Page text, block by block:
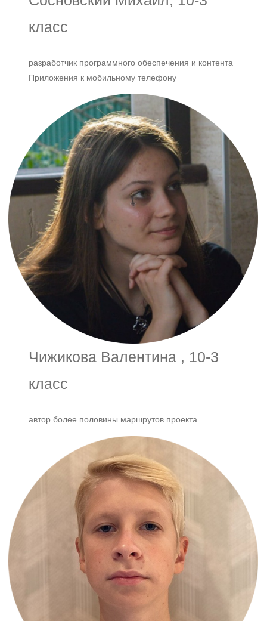
класс
разработчик программного обеспечения и контента
Приложения к мобильному телефону
Чижикова Валентина , 10-3
класс
автор более половины маршрутов проекта